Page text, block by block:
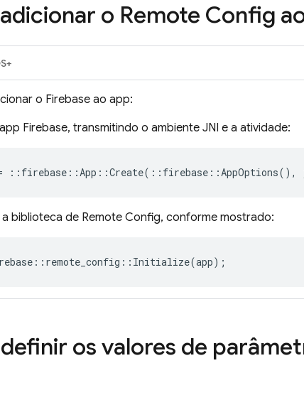
o Remote Config
o Firebase ao app:
Firebase, transmitindo o ambiente JNI e a atividade:
:: firebase ::App ::Create( :: firebase ::AppOptions(),
a biblioteca de Remote Config, conforme mostrado:
:: remote_config :: Initialize(app);
os valores de